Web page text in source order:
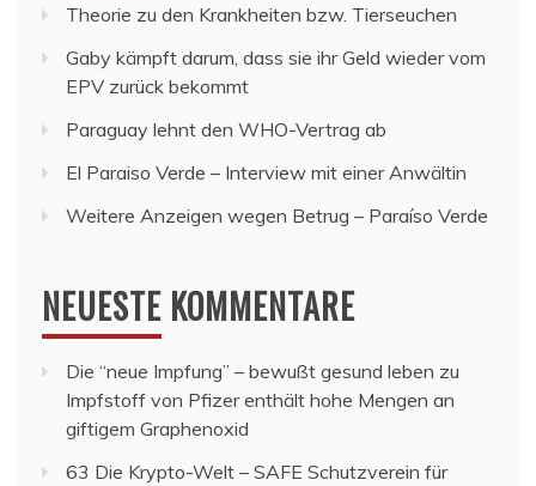
Theorie zu den Krankheiten bzw. Tierseuchen
Gaby kämpft darum, dass sie ihr Geld wieder vom
EPV zurück bekommt
Paraguay lehnt den WHO-Vertrag ab
El Paraiso Verde – Interview mit einer Anwältin
Weitere Anzeigen wegen Betrug – Paraíso Verde
NEUESTE KOMMENTARE
Die “neue Impfung” – bewußt gesund leben zu
Impfstoff von Pfizer enthält hohe Mengen an
giftigem Graphenoxid
63 Die Krypto-Welt – SAFE Schutzverein für